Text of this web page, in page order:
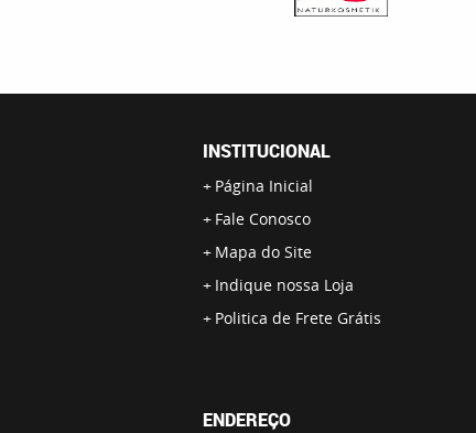
INSTITUCIONAL
Página Inicial
Fale Conosco
Mapa do Site
Indique nossa Loja
Politica de Frete Grátis
ENDEREÇO